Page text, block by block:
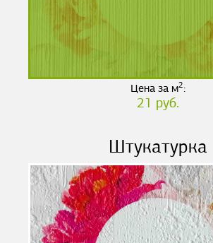
Цена за м2:
21 руб.
Штукатурка